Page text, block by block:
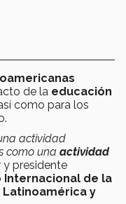
de la educación
así como para los
actividad
como una actividad
y presidente
Internacional de la
Latinoamérica y